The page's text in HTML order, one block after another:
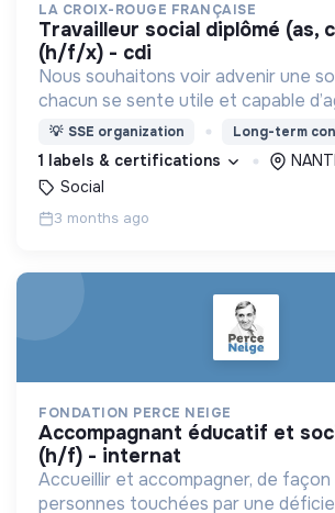
LA CROIX-ROUGE FRANÇAISE
travailleur social diplômé (as, cesf) -
(h/f/x) - cdi
Nous souhaitons voir advenir une
chacun se sente utile et capable
nous proposons des moyens et des
d’engagement innovants et adaptés
💡 SSE organization Long-term
1 labels & certifications
Social
3 months ago
FONDATION PERCE NEIGE
accompagnant éducatif et social (aes)
(h/f) - internat
Accueillir et accompagner, de
personnes touchées par une